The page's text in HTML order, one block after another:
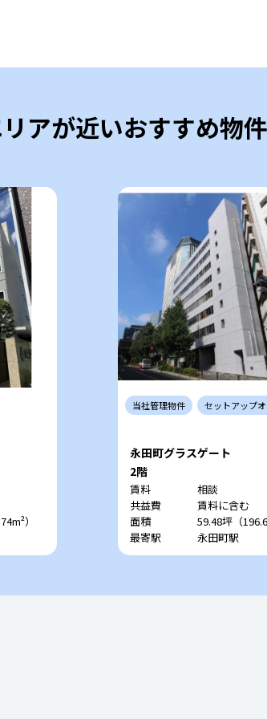
アが近いおすすめ物件
）
当社管理物件 セットアップ
永田町グラスゲート
2階
賃料
相談
共益費
賃料に含む
面積
59.48坪（
最寄駅
永田町駅